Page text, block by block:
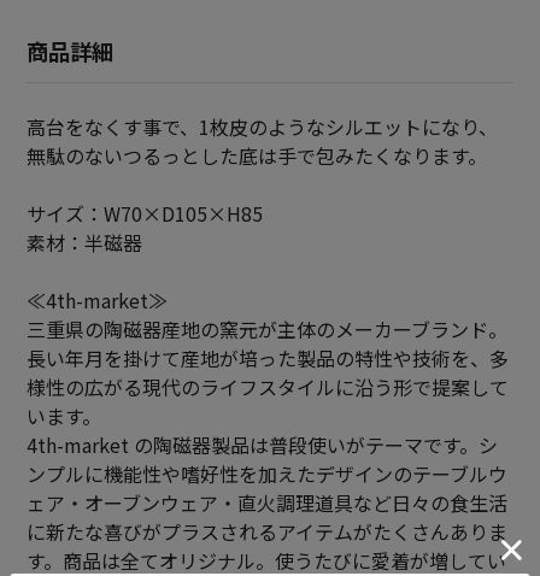
商品詳細
高台をなくす事で、1枚皮のようなシルエットになり、
無駄のないつるっとした底は手で包みたくなります。
サイズ：W70×D105×H85
素材：半磁器
≪4th-market≫
三重県の陶磁器産地の窯元が主体のメーカーブランド。
長い年月を掛けて産地が培った製品の特性や技術を、多
様性の広がる現代のライフスタイルに沿う形で提案して
います。
4th-market の陶磁器製品は普段使いがテーマです。シ
ンプルに機能性や嗜好性を加えたデザインのテーブルウ
ェア・オーブンウェア・直火調理道具など日々の食生活
に新たな喜びがプラスされるアイテムがたくさんありま
す。商品は全てオリジナル。使うたびに愛着が増してい